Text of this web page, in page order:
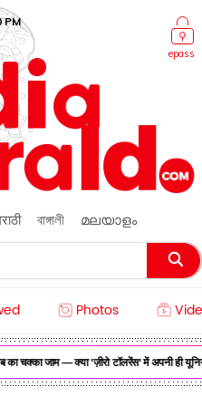
epass
PM
বাঙ্গালী മലയാളം
Photos
चक्का जाम — क्या 'ज़ीरो टॉलरेंस' में अपनी ही